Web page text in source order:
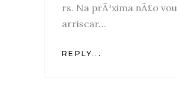
rs. Na prÃ³xima nÃ£o vou
arriscar…
REPLY...